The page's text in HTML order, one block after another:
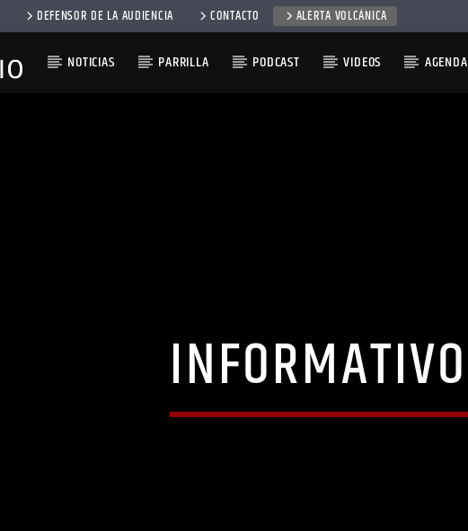
DEFENSOR DE LA AUDIENCIA CONTACTO ALERTA VOLCÁNICA
NOTICIAS PARRILLA PODCAST VIDEOS AGENDA
INFORMATIVO